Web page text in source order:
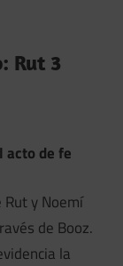
Rut 3
acto de fe
y Noemí
de Booz.
la